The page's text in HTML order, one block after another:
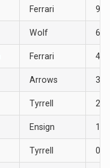
Ferrari 9
Wolf 6
Ferrari 4
Arrows 3
Tyrrell 2
Ensign 1
Tyrrell 0